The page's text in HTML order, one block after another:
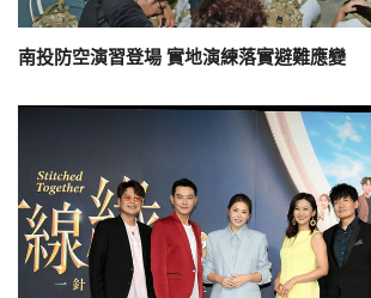
南投防空演習登場 實地演練落實避難應變